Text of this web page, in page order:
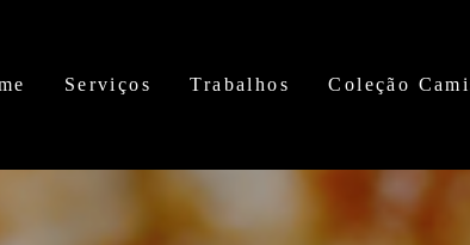
Serviços Trabalhos Coleção